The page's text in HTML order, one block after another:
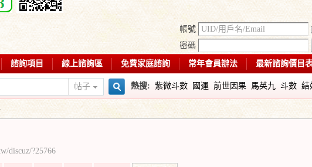
帳號
密碼
諮詢項目 線上諮詢區 免費家庭諮詢 常年會員辦法 最新諮詢價目
帖子 熱搜: 紫微斗數 國運 前世因果 馬英九 斗數 結
discuz/?25766